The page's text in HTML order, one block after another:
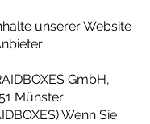
unserer Website
GmbH,
Münster
Wenn Sie